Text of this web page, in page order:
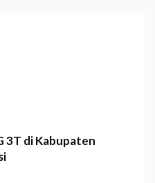
3T di Kabupaten